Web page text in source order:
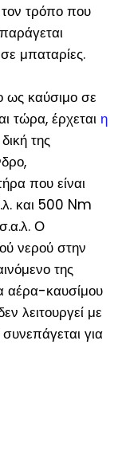
τον τρόπο που
μπαταρίες.
ως καύσιμο σε
τώρα, έρχεται η
της
που είναι
και 500 Nm
Ο
νερού στην
της
αέρα-καυσίμου
λειτουργεί με
για